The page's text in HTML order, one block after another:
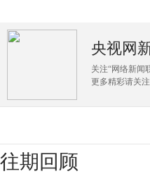
央视网
关注“网络新闻
更多精彩请关
往期回顾